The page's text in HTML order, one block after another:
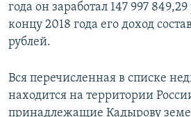
года он заработал 147 997
концу 2018 года его доход
рублей.
Вся перечисленная в списке
находится на территории
принадлежащие Кадырову